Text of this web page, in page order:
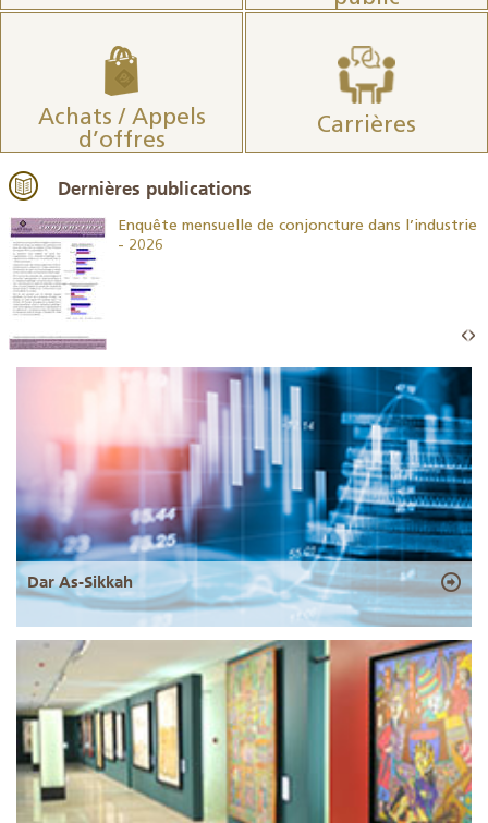
Achats / Appels
d’offres
Carrières
Dernières publications
Enquête mensuelle de conjoncture dans l’industrie
- 2026
Dar As-Sikkah